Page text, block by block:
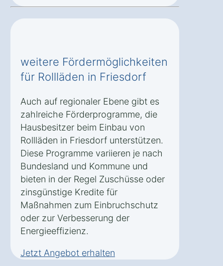
weitere Fördermöglichkeiten
für Rollläden in Friesdorf
Auch auf regionaler Ebene gibt es
zahlreiche Förderprogramme, die
Hausbesitzer beim Einbau von
Rollläden in Friesdorf unterstützen.
Diese Programme variieren je nach
Bundesland und Kommune und
bieten in der Regel Zuschüsse oder
zinsgünstige Kredite für
Maßnahmen zum Einbruchschutz
oder zur Verbesserung der
Energieeffizienz.
Jetzt Angebot erhalten